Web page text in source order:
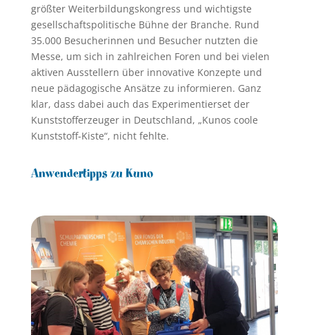
größter Weiterbildungskongress und wichtigste
gesellschaftspolitische Bühne der Branche. Rund
35.000 Besucherinnen und Besucher nutzten die
Messe, um sich in zahlreichen Foren und bei vielen
aktiven Ausstellern über innovative Konzepte und
neue pädagogische Ansätze zu informieren. Ganz
klar, dass dabei auch das Experimentierset der
Kunststofferzeuger in Deutschland, „Kunos coole
Kunststoff-Kiste“, nicht fehlte.
Anwendertipps zu Kuno